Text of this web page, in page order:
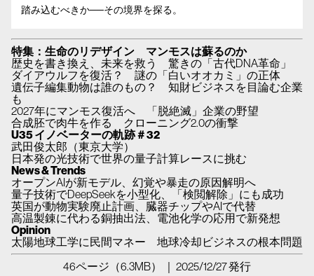
踏み込むべきか──その境界を探る。
特集：生命のリデザイン マンモスは蘇るのか
歴史を書き換え、未来を救う 驚きの「古代DNA革命」
ダイアウルフを復活？ 謎の「白いオオカミ」の正体
遺伝子編集動物は誰のもの？ 知財ビジネスを目論む企業
も
2027年にマンモス復活へ 「脱絶滅」企業の野望
合成胚で肉牛を作る クローニング2.0の衝撃
U35 イノベーターの軌跡＃32
武田俊太郎（東京大学）
日本発の光技術で世界の量子計算レースに挑む
News & Trends
オープンAIが新モデル、幻覚や暴走の原因解明へ
量子技術でDeepSeekを小型化、「検閲解除」にも成功
英国が動物実験廃止計画、臓器チップやAIで代替
高温製錬に代わる銅抽出法、電池化学の応用で新発想
Opinion
太陽地球工学に民間マネー 地球冷却ビジネスの根本問題
46ページ（6.3MB） ｜ 2025/12/27 発行